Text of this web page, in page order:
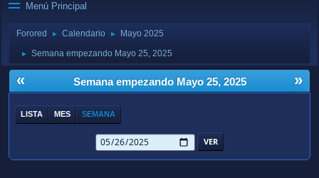
Menú Principal
Forored ► Calendario ► Mayo 2025
► Semana empezando Mayo 25, 2025
« »
Semana empezando Mayo 25, 2025
LISTA MES SEMANA